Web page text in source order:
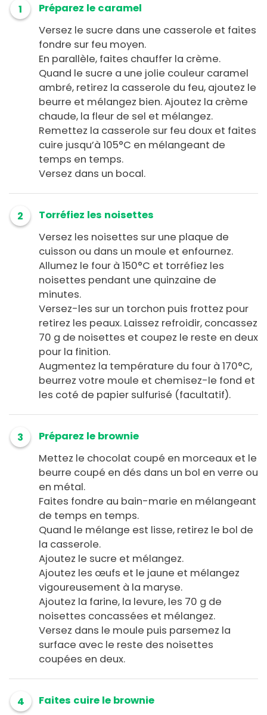
1
Préparez le caramel
Versez le sucre dans une casserole et faites
fondre sur feu moyen.
En parallèle, faites chauffer la crème.
Quand le sucre a une jolie couleur caramel
ambré, retirez la casserole du feu, ajoutez le
beurre et mélangez bien. Ajoutez la crème
chaude, la fleur de sel et mélangez.
Remettez la casserole sur feu doux et faites
cuire jusqu’à 105°C en mélangeant de
temps en temps.
Versez dans un bocal.
2
Torréfiez les noisettes
Versez les noisettes sur une plaque de
cuisson ou dans un moule et enfournez.
Allumez le four à 150°C et torréfiez les
noisettes pendant une quinzaine de
minutes.
Versez-les sur un torchon puis frottez pour
retirez les peaux. Laissez refroidir, concassez
70 g de noisettes et coupez le reste en deux
pour la finition.
Augmentez la température du four à 170°C,
beurrez votre moule et chemisez-le fond et
les coté de papier sulfurisé (facultatif).
3
Préparez le brownie
Mettez le chocolat coupé en morceaux et le
beurre coupé en dés dans un bol en verre ou
en métal.
Faites fondre au bain-marie en mélangeant
de temps en temps.
Quand le mélange est lisse, retirez le bol de
la casserole.
Ajoutez le sucre et mélangez.
Ajoutez les œufs et le jaune et mélangez
vigoureusement à la maryse.
Ajoutez la farine, la levure, les 70 g de
noisettes concassées et mélangez.
Versez dans le moule puis parsemez la
surface avec le reste des noisettes
coupées en deux.
4
Faites cuire le brownie